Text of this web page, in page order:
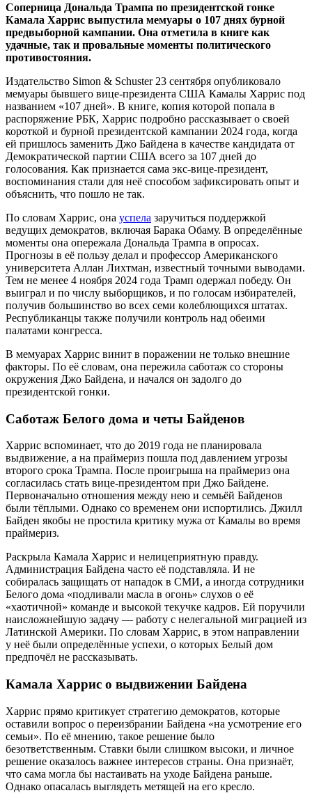
Соперница Дональда Трампа по президентской гонке
Камала Харрис выпустила мемуары о 107 днях бурной
предвыборной кампании. Она отметила в книге как
удачные, так и провальные моменты политического
противостояния.
Издательство Simon & Schuster 23 сентября опубликовало
мемуары бывшего вице-президента США Камалы Харрис под
названием «107 дней». В книге, копия которой попала в
распоряжение РБК, Харрис подробно рассказывает о своей
короткой и бурной президентской кампании 2024 года, когда
ей пришлось заменить Джо Байдена в качестве кандидата от
Демократической партии США всего за 107 дней до
голосования. Как признается сама экс-вице-президент,
воспоминания стали для неё способом зафиксировать опыт и
объяснить, что пошло не так.
По словам Харрис, она успела заручиться поддержкой
ведущих демократов, включая Барака Обаму. В определённые
моменты она опережала Дональда Трампа в опросах.
Прогнозы в её пользу делал и профессор Американского
университета Аллан Лихтман, известный точными выводами.
Тем не менее 4 ноября 2024 года Трамп одержал победу. Он
выиграл и по числу выборщиков, и по голосам избирателей,
получив большинство во всех семи колеблющихся штатах.
Республиканцы также получили контроль над обеими
палатами конгресса.
В мемуарах Харрис винит в поражении не только внешние
факторы. По её словам, она пережила саботаж со стороны
окружения Джо Байдена, и начался он задолго до
президентской гонки.
Саботаж Белого дома и четы Байденов
Харрис вспоминает, что до 2019 года не планировала
выдвижение, а на праймериз пошла под давлением угрозы
второго срока Трампа. После проигрыша на праймериз она
согласилась стать вице-президентом при Джо Байдене.
Первоначально отношения между нею и семьёй Байденов
были тёплыми. Однако со временем они испортились. Джилл
Байден якобы не простила критику мужа от Камалы во время
праймериз.
Раскрыла Камала Харрис и нелицеприятную правду.
Администрация Байдена часто её подставляла. И не
собиралась защищать от нападок в СМИ, а иногда сотрудники
Белого дома «подливали масла в огонь» слухов о её
«хаотичной» команде и высокой текучке кадров. Ей поручили
наисложнейшую задачу — работу с нелегальной миграцией из
Латинской Америки. По словам Харрис, в этом направлении
у неё были определённые успехи, о которых Белый дом
предпочёл не рассказывать.
Камала Харрис о выдвижении Байдена
Харрис прямо критикует стратегию демократов, которые
оставили вопрос о переизбрании Байдена «на усмотрение его
семьи». По её мнению, такое решение было
безответственным. Ставки были слишком высоки, и личное
решение оказалось важнее интересов страны. Она признаёт,
что сама могла бы настаивать на уходе Байдена раньше.
Однако опасалась выглядеть метящей на его кресло.